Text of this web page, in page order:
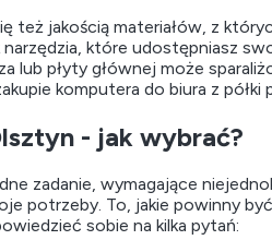
też jakością materiałów, z
które udostępniasz
lub płyty głównej może
komputera do biura z półki
- jak wybrać?
zadanie, wymagające
potrzeby. To, jakie powinny
sobie na kilka pytań: